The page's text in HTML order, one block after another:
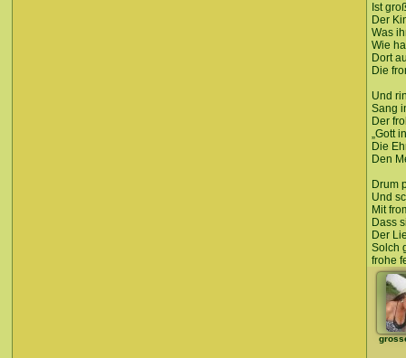
Ist
Der
Was
Wie
Dort
Die
Und
Sang
Der
„Gott
Die
Den
Drum
Und
Mit
Dass
Der
Solch
frohe